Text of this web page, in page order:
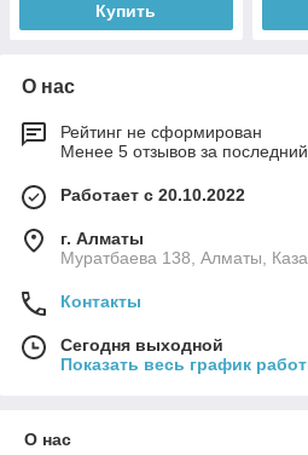
Купить
О нас
Рейтинг не сформирован
Менее 5 отзывов за
Работает с 20.10.2022
г. Алматы
Муратбаева 138, Алматы,
Контакты
Сегодня выходной
Показать весь график
О нас